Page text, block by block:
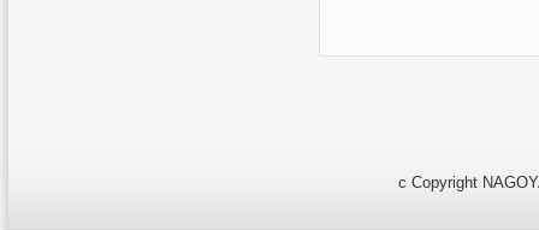
c Copyright